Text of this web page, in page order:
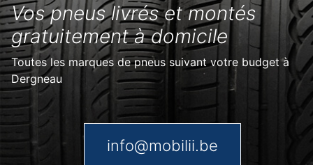
Vos pneus livrés et montés
gratuitement à domicile
Toutes les marques de pneus suivant votre budget à
Dergneau
info@mobilii.be